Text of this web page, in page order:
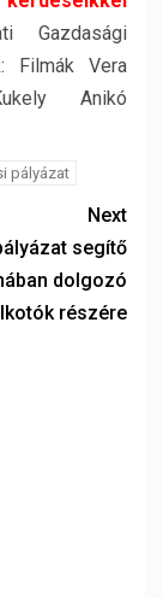
Gazdasági
Filmák Vera
Anikó
pályázat
Next
segítő
dolgozó
részére